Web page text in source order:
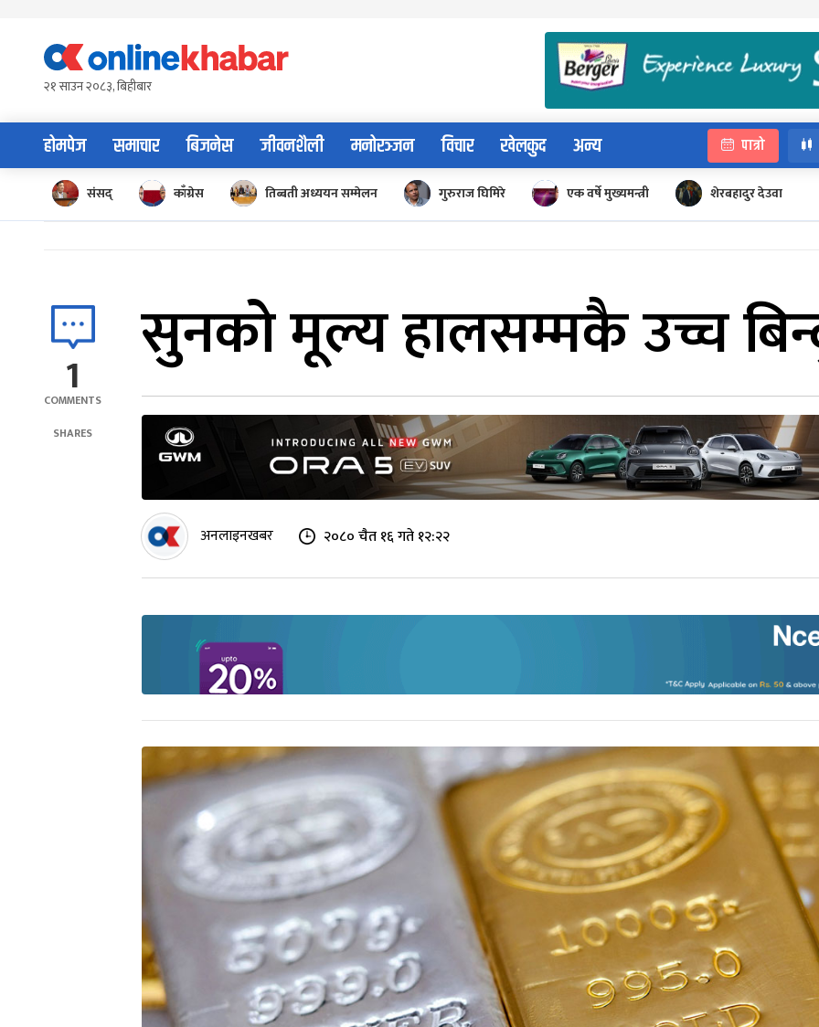
content२१ साउन २०८३, बिहीबार
होमपेज समाचार बिजनेस जीवनशैली मनोरञ्जन विचार खेलकुद अन्य पात्रो
संसद् काँग्रेस तिब्बती अध्ययन सम्मेलन गुरुराज घिमिरे एक वर्षे मुख्यमन्त्री शेरबहादुर देउवा
1
COMMENTS
SHARES
सुनको मूल्य हालसम्मकै उच्च
अनलाइनखबर २०८० चैत १६ गते १२:२२